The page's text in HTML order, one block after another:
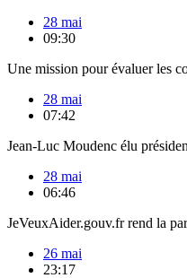
28 mai
09:30
Une mission pour évaluer les
28 mai
07:42
Jean-Luc Moudenc élu
28 mai
06:46
JeVeuxAider.gouv.fr rend la
26 mai
23:17